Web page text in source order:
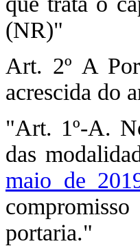
(NR)"
Art. 2º A
acrescida do
"Art. 1º-A.
das
maio de
portaria."